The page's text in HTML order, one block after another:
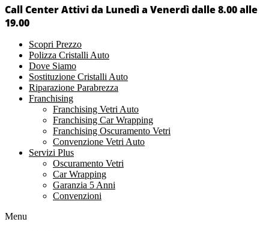
Call Center Attivi da Lunedì a Venerdì dalle 8.00 alle
19.00
Scopri Prezzo
Polizza Cristalli Auto
Dove Siamo
Sostituzione Cristalli Auto
Riparazione Parabrezza
Franchising
Franchising Vetri Auto
Franchising Car Wrapping
Franchising Oscuramento Vetri
Convenzione Vetri Auto
Servizi Plus
Oscuramento Vetri
Car Wrapping
Garanzia 5 Anni
Convenzioni
Menu